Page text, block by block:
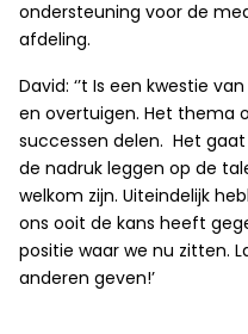
ondersteuning voor de
afdeling.
David: ‘’t Is een kwestie
en overtuigen. Het thema
successen delen. Het
de nadruk leggen op de
welkom zijn. Uiteindelijk
ons ooit de kans heeft
positie waar we nu zitten.
anderen geven!’